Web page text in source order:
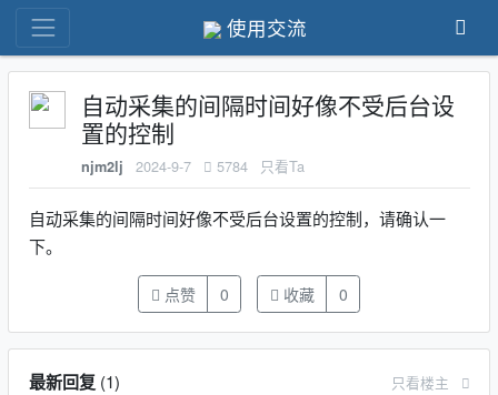
使用交流
自动采集的间隔时间好像不受后台设
置的控制
njm2lj 2024-9-7 5784 只看Ta
自动采集的间隔时间好像不受后台设置的控制，请确认一
下。
点赞 0 收藏 0
最新回复(1) 只看楼主